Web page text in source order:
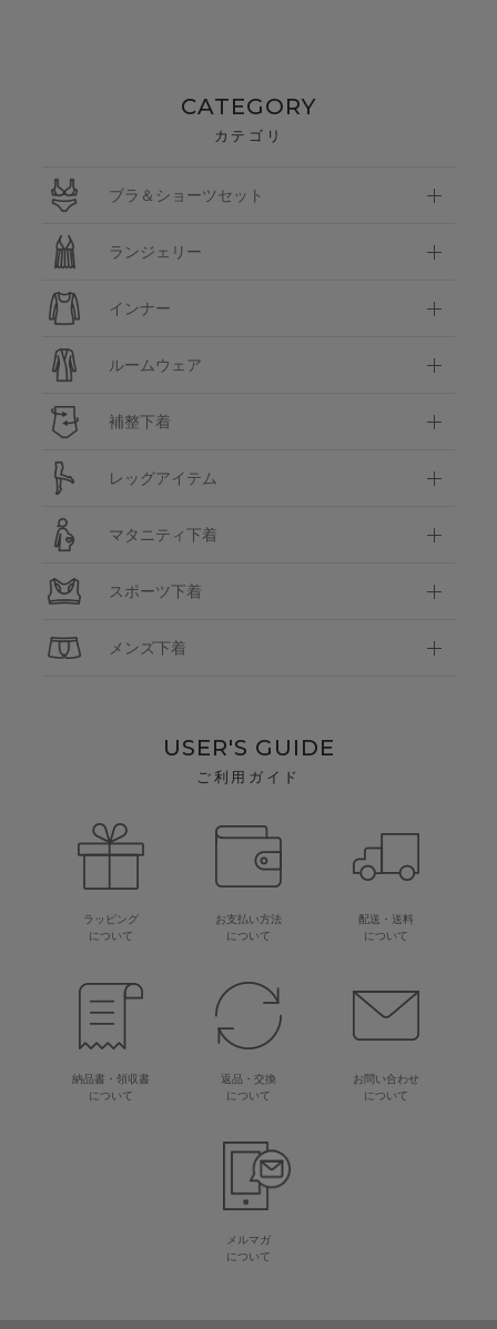
CATEGORY
カテゴリ
ブラ＆ショーツセット
ランジェリー
インナー
ルームウェア
補整下着
レッグアイテム
マタニティ下着
スポーツ下着
メンズ下着
USER'S GUIDE
ご利用ガイド
ラッピング
について
お支払い方法
について
配送・送料
について
納品書・領収書
について
返品・交換
について
お問い合わせ
について
メルマガ
について